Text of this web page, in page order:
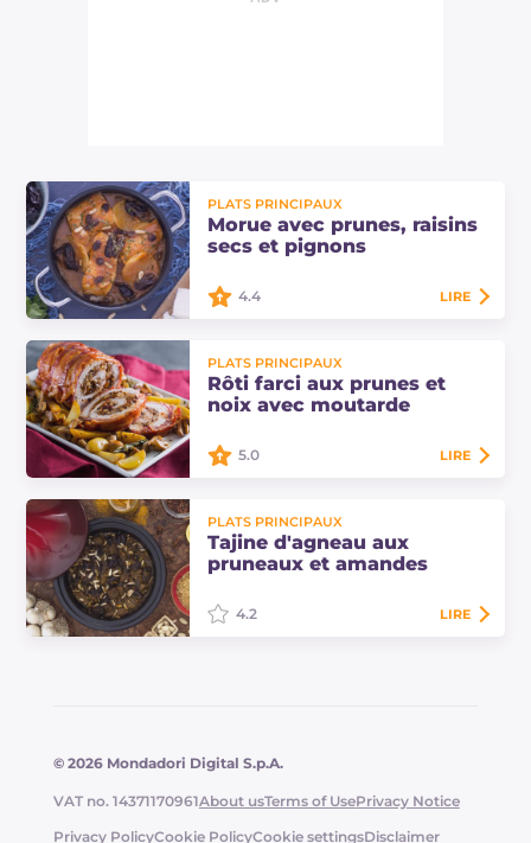
PLATS PRINCIPAUX
Morue avec prunes, raisins
secs et pignons
pignons est un plat principal au
goût aigre-doux : la douceur des
fruits secs rencontre la salinité…
4.4 LIRE
PLATS PRINCIPAUX
Rôti farci aux prunes et
noix avec moutarde
moutarde est un plat principal
succulent, idéal à préparer pendant
les fêtes. Découvrez ici les doses et…
5.0 LIRE
PLATS PRINCIPAUX
Tajine d'agneau aux
pruneaux et amandes
4.2 LIRE
© 2026 Mondadori Digital S.p.A.
VAT no. 14371170961About usTerms of UsePrivacy Notice
Privacy PolicyCookie PolicyCookie settingsDisclaimer